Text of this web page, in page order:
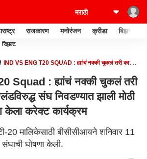
राजकारण मनोरंजन क्रीडा बिझनेस
रिझल्ट
IND VS ENG T20 SQUAD : ह्यांचं नक्की चुकलं तरी काय
Squad : ह्यांचं नक्की चुकलं तरी
संघ निवडण्यात झाली मोठी
करेक्ट कार्यक्रम
टी-20 मालिकेसाठी बीसीसीआयने शनिवार 11
संघाची घोषणा केली.